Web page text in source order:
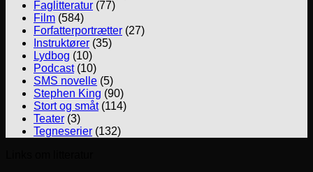
Faglitteratur (77)
Film (584)
Forfatterportrætter (27)
Instruktører (35)
Lydbog (10)
Podcast(10)
SMS novelle (5)
Stephen King (90)
Stort og småt(114)
Teater (3)
Tegneserier (132)